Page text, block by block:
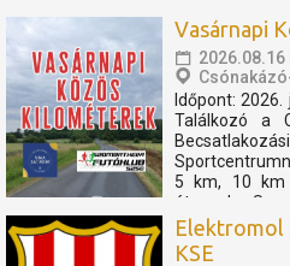
Vasárnapi
2026.08.16
Időpont: 2026.
Találkozó a
5 km, 10
útvonal:
Pornóapáti
rövidebb
Elektromol
KSE